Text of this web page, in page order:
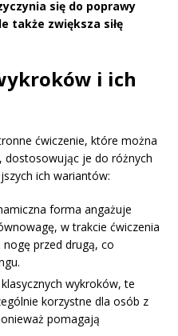
się do poprawy
także zwiększa siłę
i ich
ćwiczenie, które można
dostosowując je do różnych
ich wariantów:
forma angażuje
w trakcie ćwiczenia
przed drugą, co
wykroków, te
korzystne dla osób z
pomagają